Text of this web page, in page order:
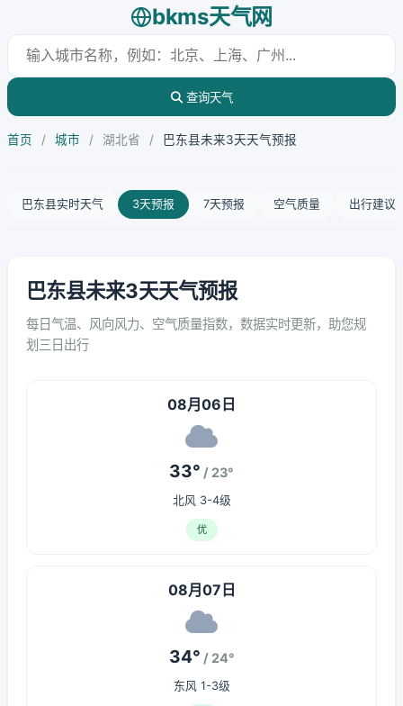
bkms天气网
查询天气
首页 / 城市 / 湖北省 / 巴东县未来3天天气预报
巴东县实时天气 3天预报 7天预报 空气质量 出行建议
巴东县未来3天天气预报
每日气温、风向风力、空气质量指数，数据实时更新，助您规
划三日出行
08月06日
33° / 23°
北风 3-4级
优
08月07日
34° / 24°
东风 1-3级